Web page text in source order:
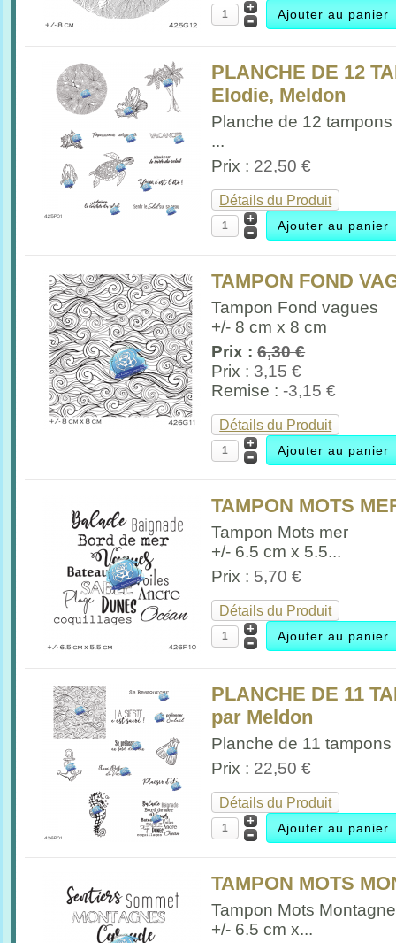
PLANCHE DE 12
Elodie, Meldon
Planche de 12
...
Prix : 22,50 €
Détails du Produit
TAMPON FOND
Tampon Fond vagues
+/- 8 cm x 8 cm
Prix :6,30 €
Prix : 3,15 €
Remise :-3,15 €
Détails du Produit
TAMPON MOTS
Tampon Mots mer
+/- 6.5 cm x 5.5...
Prix : 5,70 €
Détails du Produit
PLANCHE DE 11
par Meldon
Planche de 11
Prix : 22,50 €
Détails du Produit
TAMPON MOTS
Tampon Mots Montagne
+/- 6.5 cm x...